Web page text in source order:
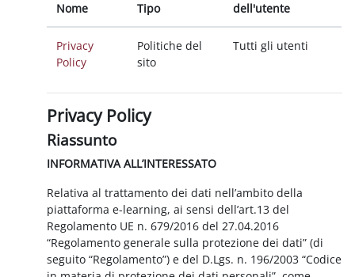
Nome Tipo
dell'utente
Privacy
Policy
Politiche del
sito
Tutti gli utenti
Privacy Policy
Riassunto
INFORMATIVA ALL’INTERESSATO
Relativa al trattamento dei dati nell’ambito della
piattaforma e-learning, ai sensi dell’art.13 del
Regolamento UE n. 679/2016 del 27.04.2016
“Regolamento generale sulla protezione dei dati” (di
seguito “Regolamento”) e del D.Lgs. n. 196/2003 “Codice